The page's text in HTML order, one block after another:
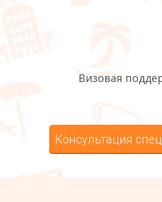
Визовая
Консультация